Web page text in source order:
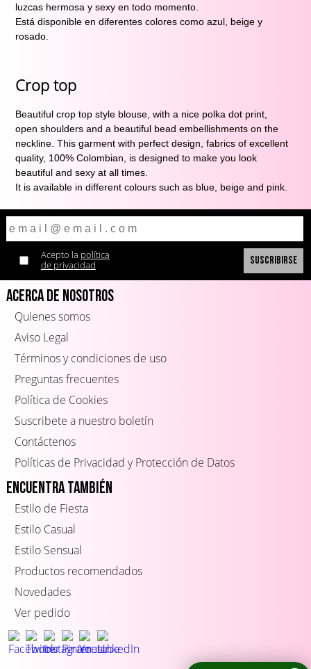
luzcas hermosa y sexy en todo momento.
Está disponible en diferentes colores como azul, beige y
rosado.
Crop top
Beautiful crop top style blouse, with a nice polka dot print,
open shoulders and a beautiful bead embellishments on the
neckline. This garment with perfect design, fabrics of excellent
quality, 100% Colombian, is designed to make you look
beautiful and sexy at all times.
It is available in different colours such as blue, beige and pink.
Acepto la política
de privacidad
Acerca de Nosotros
Quienes somos
Aviso Legal
Términos y condiciones de uso
Preguntas frecuentes
Política de Cookies
Suscribete a nuestro boletín
Contáctenos
Políticas de Privacidad y Protección de Datos
Encuentra también
Estilo de Fiesta
Estilo Casual
Estilo Sensual
Productos recomendados
Novedades
Ver pedido